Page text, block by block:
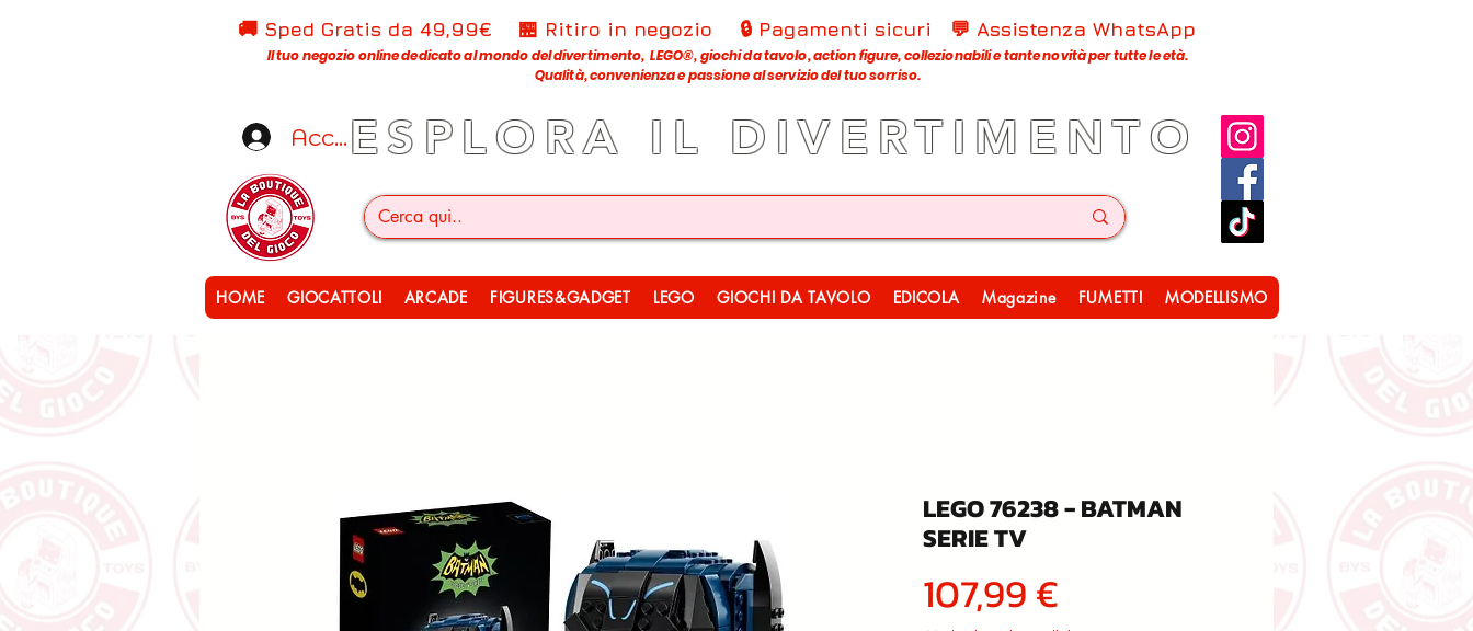
ESPLORA IL DIVERTIMENTO
Accedi
🚚 Sped Gratis da 49,99€ 🏪 Ritiro in negozio 🔒 Pagamenti sicuri 💬 Assistenza WhatsApp
Il tuo negozio online dedicato al mondo del divertimento, LEGO®, giochi da tavolo, action figure, collezionabili e tante novità per tutte le età.
Qualità, convenienza e passione al servizio del tuo sorriso.
HOME GIOCATTOLI ARCADE FIGURES&GADGET LEGO GIOCHI DA TAVOLO EDICOLA Magazine FUMETTI MODELLISMO
LEGO 76238 - BATMAN
SERIE TV
107,99 €